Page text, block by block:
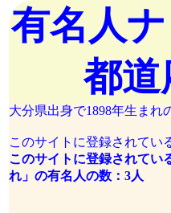
有名人
都道
大分県出身で1898年生まれ
このサイトに登録されてい
このサイトに登録されてい
れ」の有名人の数：3人